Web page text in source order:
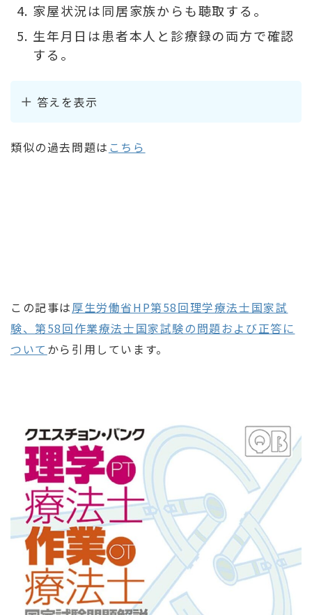
家屋状況は同居家族からも聴取する。
生年月日は患者本人と診療録の両方で確認
する。
答えを表示
類似の過去問題は こちら
この記事は厚生労働省HP第58回理学療法士国家試
験、第58回作業療法士国家試験の問題および正答に
ついて から引用しています。